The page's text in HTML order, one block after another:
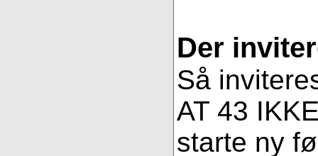
Der
Så
AT 43
starte ny